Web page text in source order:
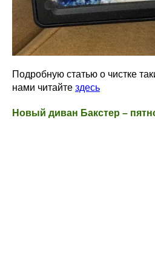
Подробную статью о чистке
нами читайте здесь
Новый диван Бакстер –